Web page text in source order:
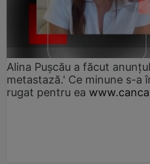
Alina Pușcău a făcut
metastază.' Ce minune s-a
rugat pentru ea